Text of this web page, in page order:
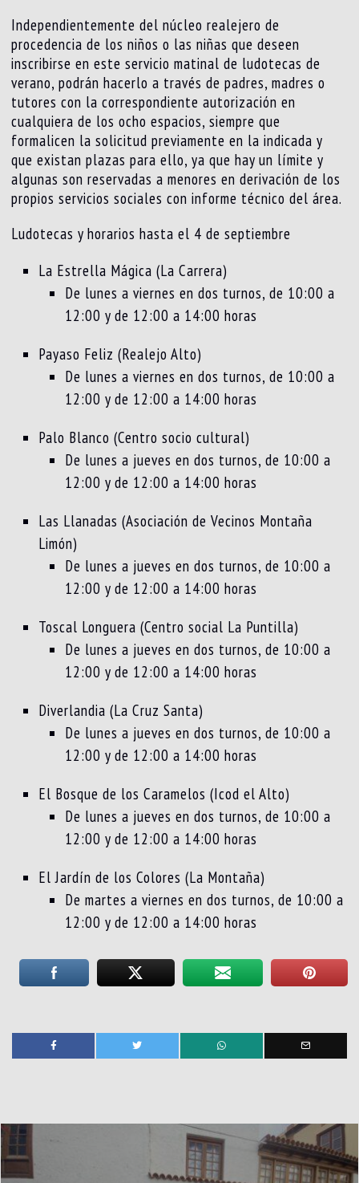
Independientemente del núcleo realejero de
procedencia de los niños o las niñas que deseen
inscribirse en este servicio matinal de ludotecas de
verano, podrán hacerlo a través de padres, madres o
tutores con la correspondiente autorización en
cualquiera de los ocho espacios, siempre que
formalicen la solicitud previamente en la indicada y
que existan plazas para ello, ya que hay un límite y
algunas son reservadas a menores en derivación de los
propios servicios sociales con informe técnico del área.
Ludotecas y horarios hasta el 4 de septiembre
La Estrella Mágica (La Carrera)
De lunes a viernes en dos turnos, de 10:00 a
12:00 y de 12:00 a 14:00 horas
Payaso Feliz (Realejo Alto)
De lunes a viernes en dos turnos, de 10:00 a
12:00 y de 12:00 a 14:00 horas
Palo Blanco (Centro socio cultural)
De lunes a jueves en dos turnos, de 10:00 a
12:00 y de 12:00 a 14:00 horas
Las Llanadas (Asociación de Vecinos Montaña
Limón)
De lunes a jueves en dos turnos, de 10:00 a
12:00 y de 12:00 a 14:00 horas
Toscal Longuera (Centro social La Puntilla)
De lunes a jueves en dos turnos, de 10:00 a
12:00 y de 12:00 a 14:00 horas
Diverlandia (La Cruz Santa)
De lunes a jueves en dos turnos, de 10:00 a
12:00 y de 12:00 a 14:00 horas
El Bosque de los Caramelos (Icod el Alto)
De lunes a jueves en dos turnos, de 10:00 a
12:00 y de 12:00 a 14:00 horas
El Jardín de los Colores (La Montaña)
De martes a viernes en dos turnos, de 10:00 a
12:00 y de 12:00 a 14:00 horas